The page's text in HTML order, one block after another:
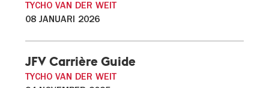
TYCHO VAN DER WEIT
08 JANUARI 2026
JFV Carrière Guide
TYCHO VAN DER WEIT